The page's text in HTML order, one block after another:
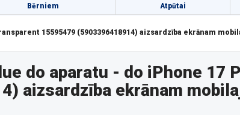
Bērniem
Atpūtai
15595479 (5903396418914) aizsardzība ekrānam
do aparatu - do iPhone 17
aizsardzība ekrānam